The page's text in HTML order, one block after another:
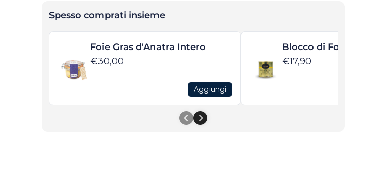
Spesso comprati insieme
Foie Gras d'Anatra Intero
€30,00
Aggiungi
Blocco di Foie
€17,90